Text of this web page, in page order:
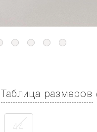
Таблица размеров
44